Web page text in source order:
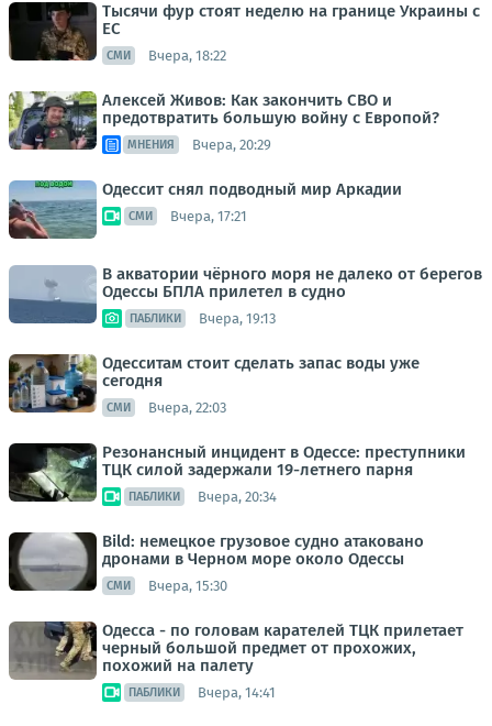
Тысячи фур стоят неделю на границе Украины с
ЕС
СМИ Вчера, 18:22
Алексей Живов: Как закончить СВО и
предотвратить большую войну с Европой?
МНЕНИЯ Вчера, 20:29
Одессит снял подводный мир Аркадии
СМИ Вчера, 17:21
В акватории чёрного моря не далеко от берегов
Одессы БПЛА прилетел в судно
ПАБЛИКИ Вчера, 19:13
Одесситам стоит сделать запас воды уже
сегодня
СМИ Вчера, 22:03
Резонансный инцидент в Одессе: преступники
ТЦК силой задержали 19-летнего парня
ПАБЛИКИ Вчера, 20:34
Bild: немецкое грузовое судно атаковано
дронами в Черном море около Одессы
СМИ Вчера, 15:30
Одесса - по головам карателей ТЦК прилетает
черный большой предмет от прохожих,
похожий на палету
ПАБЛИКИ Вчера, 14:41